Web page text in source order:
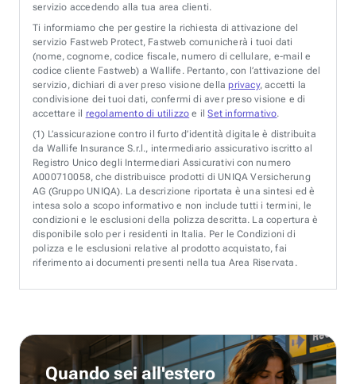
servizio accedendo alla tua area clienti.
Ti informiamo che per gestire la richiesta di attivazione del
servizio Fastweb Protect, Fastweb comunicherà i tuoi dati
(nome, cognome, codice fiscale, numero di cellulare, e-mail e
codice cliente Fastweb) a Wallife. Pertanto, con l’attivazione del
servizio, dichiari di aver preso visione della privacy, accetti la
condivisione dei tuoi dati, confermi di aver preso visione e di
accettare il regolamento di utilizzo e ilSet informativo.
(1) L’assicurazione contro il furto d’identità digitale è distribuita
da Wallife Insurance S.r.l., intermediario assicurativo iscritto al
Registro Unico degli Intermediari Assicurativi con numero
A000710058, che distribuisce prodotti di UNIQA Versicherung
AG (Gruppo UNIQA). La descrizione riportata è una sintesi ed è
intesa solo a scopo informativo e non include tutti i termini, le
condizioni e le esclusioni della polizza descritta. La copertura è
disponibile solo per i residenti in Italia. Per le Condizioni di
polizza e le esclusioni relative al prodotto acquistato, fai
riferimento ai documenti presenti nella tua Area Riservata.
Quando sei all'estero